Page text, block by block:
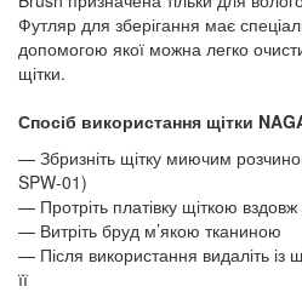
Футляр для зберігання має
допомогою якої можна легко
щітки.
Спосіб використання щітки
— Збризніть щітку миючим
SPW-01)
— Протріть платівку щіткою вздовж
— Витріть бруд м’якою тканиною
— Після використання видаліть із
її